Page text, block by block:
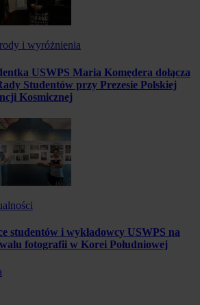
i wyróżnienia
USWPS Maria Komędera dołącza
Studentów przy Prezesie Polskiej
Kosmicznej
studentów i wykładowcy USWPS na
fotografii w Korei Południowej